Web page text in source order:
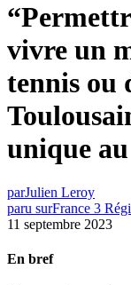
vivre un
tennis ou
unique
parJulien Leroy
paru surFrance 3
11 septembre 2023
En bref